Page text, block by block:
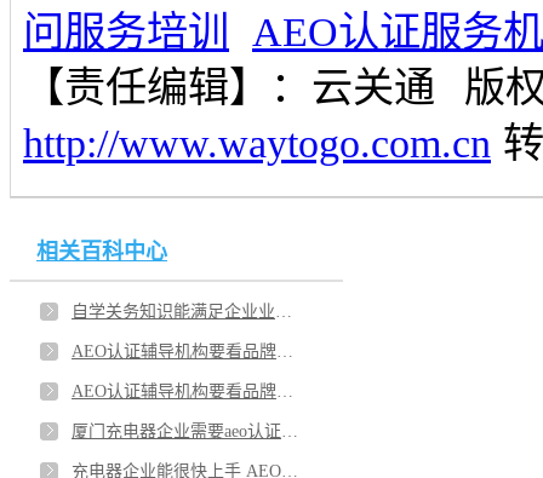
问服务培训
AEO认证服务
【责任编辑】： 云关通
版
http://www.waytogo.com.cn
相关百科中心
自学关务知识能满足企业业务发展吗？东莞关务顾问真的有用？
AEO认证辅导机构要看品牌的服务是否给力？厦门企业选AEO 认证辅导一般都怎么找？
AEO认证辅导机构要看品牌的服务是否给力？厦门企业选AEO 认证辅导一般都怎么找？
厦门充电器企业需要aeo认证辅导品牌？有aeo认证辅导软件对企业实际帮助多吗？
充电器企业能很快上手 AEO认证软件使用方法吗？aeo认证辅导软件好处就是可以保护客户信息安全？